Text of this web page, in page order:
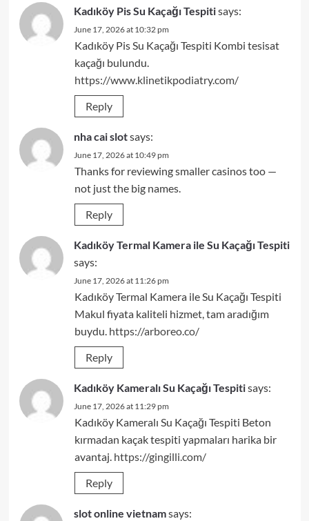
Kadıköy Pis Su Kaçağı Tespitisays:
June 17, 2026 at 10:32 pm
Kadıköy Pis Su Kaçağı Tespiti Kombi tesisat
kaçağı bulundu.
https://www.klinetikpodiatry.com/
Reply
nha cai slotsays:
June 17, 2026 at 10:49 pm
Thanks for reviewing smaller casinos too —
not just the big names.
Reply
Kadıköy Termal Kamera ile Su Kaçağı Tespiti
says:
June 17, 2026 at 11:26 pm
Kadıköy Termal Kamera ile Su Kaçağı Tespiti
Makul fiyata kaliteli hizmet, tam aradığım
buydu. https://arboreo.co/
Reply
Kadıköy Kameralı Su Kaçağı Tespitisays:
June 17, 2026 at 11:29 pm
Kadıköy Kameralı Su Kaçağı Tespiti Beton
kırmadan kaçak tespiti yapmaları harika bir
avantaj. https://gingilli.com/
Reply
slot online vietnamsays: